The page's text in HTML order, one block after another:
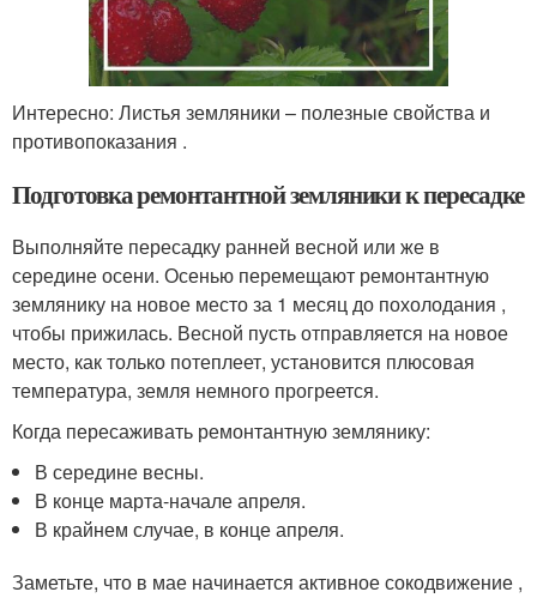
Интересно: Листья земляники – полезные свойства и
противопоказания .
Подготовка ремонтантной земляники к пересадке
Выполняйте пересадку ранней весной или же в
середине осени. Осенью перемещают ремонтантную
землянику на новое место за 1 месяц до похолодания ,
чтобы прижилась. Весной пусть отправляется на новое
место, как только потеплеет, установится плюсовая
температура, земля немного прогреется.
Когда пересаживать ремонтантную землянику:
В середине весны.
В конце марта-начале апреля.
В крайнем случае, в конце апреля.
Заметьте, что в мае начинается активное сокодвижение ,